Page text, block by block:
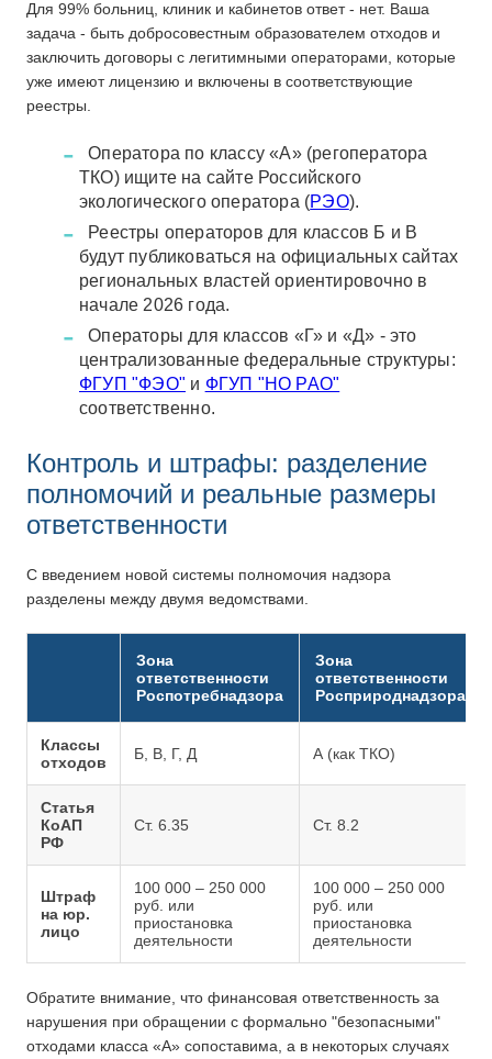
Для 99% больниц, клиник и кабинетов ответ - нет. Ваша
задача - быть добросовестным образователем отходов и
заключить договоры с легитимными операторами, которые
уже имеют лицензию и включены в соответствующие
реестры.
Оператора по классу «А» (регоператора
ТКО) ищите на сайте Российского
экологического оператора (РЭО).
Реестры операторов для классов Б и В
будут публиковаться на официальных сайтах
региональных властей ориентировочно в
начале 2026 года.
Операторы для классов «Г» и «Д» - это
централизованные федеральные структуры:
ФГУП "ФЭО" и ФГУП "НО РАО"
соответственно.
Контроль и штрафы: разделение
полномочий и реальные размеры
ответственности
С введением новой системы полномочия надзора
разделены между двумя ведомствами.
Зона
ответственности
Роспотребнадзора
Зона
ответственности
Росприроднадзора
Классы
отходов
Б, В, Г, Д А (как ТКО)
Статья
КоАП
РФ
Ст. 6.35 Ст. 8.2
Штраф
на юр.
лицо
100 000 – 250 000
руб. или
приостановка
деятельности
100 000 – 250 000
руб. или
приостановка
деятельности
Обратите внимание, что финансовая ответственность за
нарушения при обращении с формально "безопасными"
отходами класса «А» сопоставима, а в некоторых случаях